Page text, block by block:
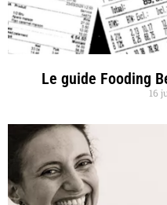
Le guide Fooding
16